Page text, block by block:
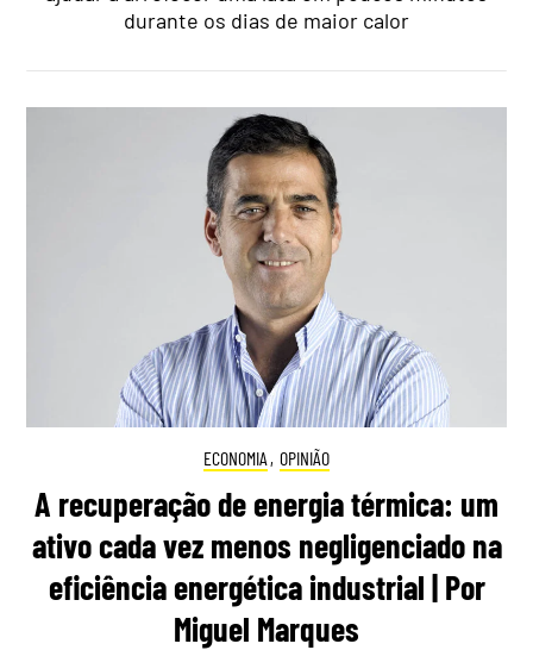
durante os dias de maior calor
ECONOMIA , OPINIÃO
A recuperação de energia térmica: um
ativo cada vez menos negligenciado na
eficiência energética industrial | Por
Miguel Marques